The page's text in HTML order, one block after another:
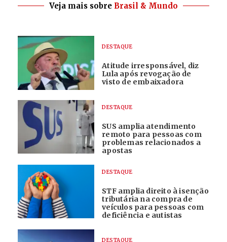
Veja mais sobre Brasil & Mundo
DESTAQUE
Atitude irresponsável, diz
Lula após revogação de
visto de embaixadora
DESTAQUE
SUS amplia atendimento
remoto para pessoas com
problemas relacionados a
apostas
DESTAQUE
STF amplia direito à isenção
tributária na compra de
veículos para pessoas com
deficiência e autistas
DESTAQUE